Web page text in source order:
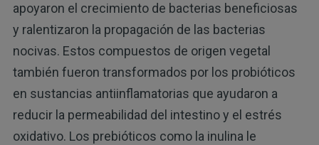
apoyaron el crecimiento de bacterias beneficiosas
y ralentizaron la propagación de las bacterias
nocivas. Estos compuestos de origen vegetal
también fueron transformados por los probióticos
en sustancias antiinflamatorias que ayudaron a
reducir la permeabilidad del intestino y el estrés
oxidativo. Los prebióticos como la inulina le